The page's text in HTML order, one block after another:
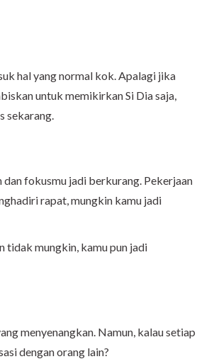
hal yang normal kok. Apalagi jika
untuk memikirkan Si Dia saja,
sekarang.
fokusmu jadi berkurang. Pekerjaan
rapat, mungkin kamu jadi
tidak mungkin, kamu pun jadi
menyenangkan. Namun, kalau setiap
dengan orang lain?